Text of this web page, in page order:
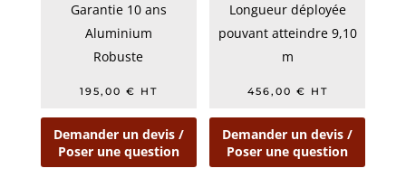
Garantie 10 ans
Aluminium
Robuste
195,00 € HT
Demander un devis /
Poser une question
Longueur déployée
pouvant atteindre 9,10
m
Capac...
456,00 € HT
Demander un devis /
Poser une question